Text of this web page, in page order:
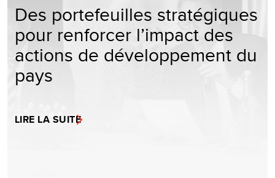
Des portefeuilles stratégiques
pour renforcer l’impact des
actions de développement du
pays
LIRE LA SUITE